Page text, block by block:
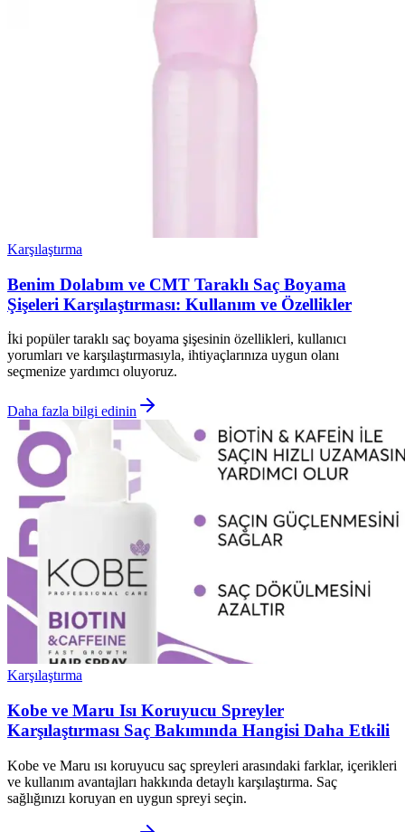
Karşılaştırma
Benim Dolabım ve CMT Taraklı Saç Boyama
Şişeleri Karşılaştırması: Kullanım ve Özellikler
İki popüler taraklı saç boyama şişesinin özellikleri, kullanıcı
yorumları ve karşılaştırmasıyla, ihtiyaçlarınıza uygun olanı
seçmenize yardımcı oluyoruz.
Daha fazla bilgi edinin
Karşılaştırma
Kobe ve Maru Isı Koruyucu Spreyler
Karşılaştırması Saç Bakımında Hangisi Daha Etkili
Kobe ve Maru ısı koruyucu saç spreyleri arasındaki farklar, içerikleri
ve kullanım avantajları hakkında detaylı karşılaştırma. Saç
sağlığınızı koruyan en uygun spreyi seçin.